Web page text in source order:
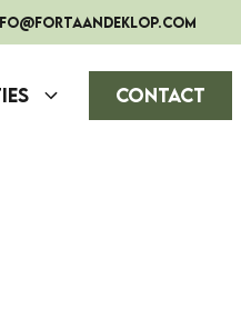
Contact